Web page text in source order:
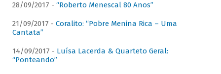
28/09/2017 - “Roberto Menescal 80 Anos”
21/09/2017 - Coralito: “Pobre Menina Rica – Uma
Cantata”
14/09/2017 - Luísa Lacerda & Quarteto Geral:
“Ponteando”